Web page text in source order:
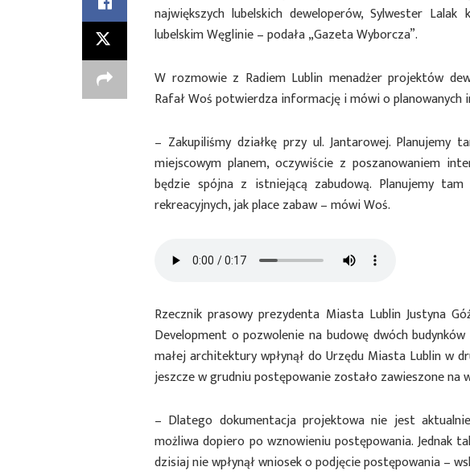
największych lubelskich deweloperów, Sylwester
lubelskim Węglinie – podała „Gazeta Wyborcza”.
W rozmowie z Radiem Lublin menadżer projektów
Rafał Woś potwierdza informację i mówi o planowanych
– Zakupiliśmy działkę przy ul. Jantarowej. Planujemy
miejscowym planem, oczywiście z poszanowaniem
będzie spójna z istniejącą zabudową. Planujemy
rekreacyjnych, jak place zabaw – mówi Woś.
Rzecznik prasowy prezydenta Miasta Lublin Justyna
Development o pozwolenie na budowę dwóch
małej architektury wpłynął do Urzędu Miasta Lublin w
jeszcze w grudniu postępowanie zostało zawieszone na
– Dlatego dokumentacja projektowa nie jest
możliwa dopiero po wznowieniu postępowania. Jednak
dzisiaj nie wpłynął wniosek o podjęcie postępowania –